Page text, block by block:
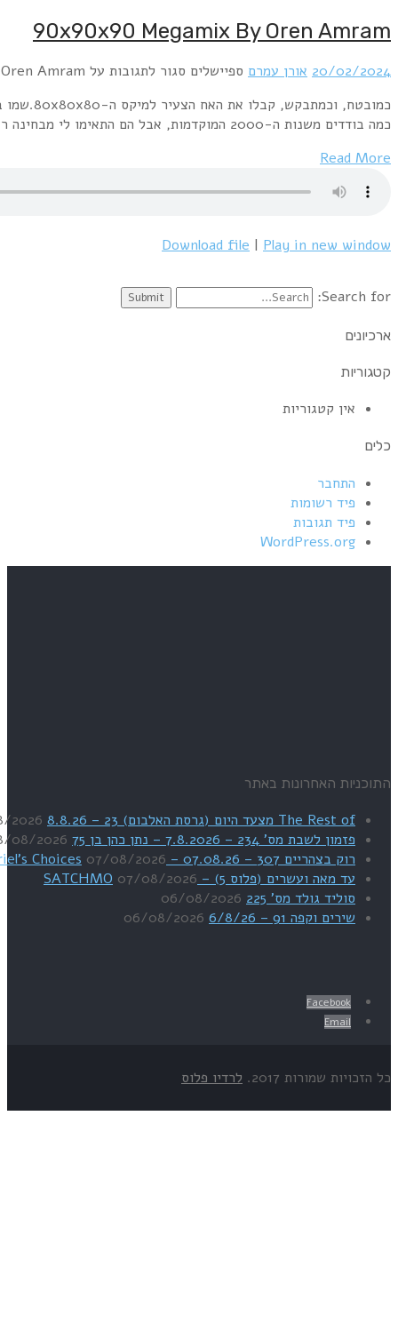
כמובטח, וכמתבקש, קבלו את האח הצעיר למיקס ה-80x80x80.שמו בישראל 90x90x90 , וכמו קודמו, על אותו עקרון, הוא כולל 90 שירים משנות ה-90 ב-90 דקות בדיוק.ליתר דיוק, חמישה מהם משנות השמונים, ועוד